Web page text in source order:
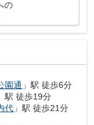
の
園通 」駅 徒歩6分
」駅 徒歩19分
代 」駅 徒歩21分